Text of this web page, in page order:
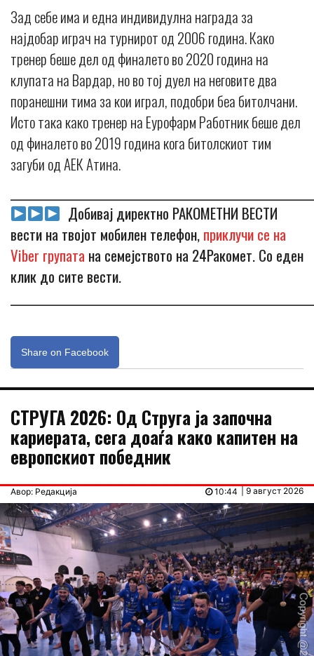
Зад себе има и една индивидулнa награда за
најдобар играч на турнирот од 2006 година. Како
тренер беше дел од финалето во 2020 година на
клупата на Вардар, но во тој дуел на неговите два
поранешни тима за кои играл, подобри беа битолчани.
Исто така како тренер на Еурофарм Работник беше дел
од финалето во 2019 година кога битолскиот тим
загуби од АЕК Атина.
Добивај директно РАКОМЕТНИ ВЕСТИ
вести на твојот мобилен телефон,приклучи се на
Viber групата на семејството на 24Ракомет. Со еден
клик до сите вести.
Share on Facebook
СТРУГА 2026: Од Струга ја започна
кариерата, сега доаѓа како капитен на
европскиот победник
Авор: Редакција | 9 август 2026
10:44